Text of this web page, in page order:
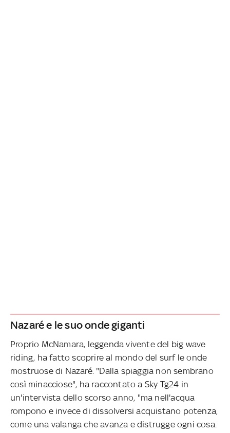
Nazaré e le suo onde giganti
Proprio McNamara, leggenda vivente del big wave
riding, ha fatto scoprire al mondo del surf le onde
mostruose di Nazaré. "Dalla spiaggia non sembrano
così minacciose", ha raccontato a Sky Tg24 in
un'intervista dello scorso anno, "ma nell'acqua
rompono e invece di dissolversi acquistano potenza,
come una valanga che avanza e distrugge ogni cosa.